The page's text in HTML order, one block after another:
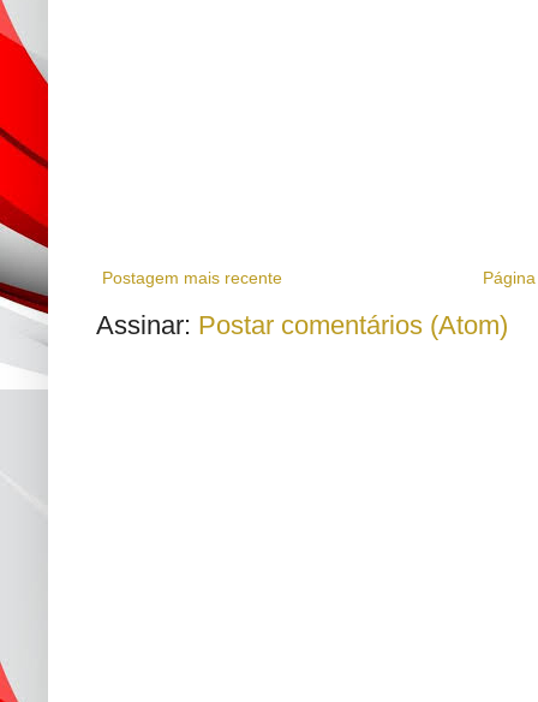
Postagem mais recente
Assinar: Postar comentários (Atom)